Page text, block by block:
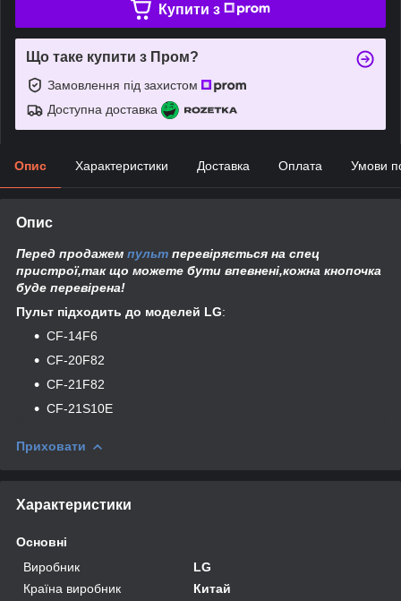
Купити з
Що таке купити з Пром?
Замовлення під захистом
Доступна доставка
Опис Характеристики Доставка Оплата Умови
Опис
Перед продажем пульт перевіряється на спец
пристрої,так що можете бути впевнені,кожна кнопочка
буде перевірена!
Пульт підходить до моделей LG:
CF-14F6
CF-20F82
CF-21F82
CF-21S10E
Приховати
Характеристики
Основні
Виробник
LG
Країна виробник
Китай